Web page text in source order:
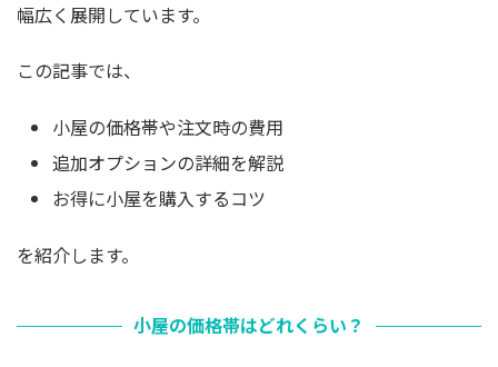
幅広く展開しています。
この記事では、
小屋の価格帯や注文時の費用
追加オプションの詳細を解説
お得に小屋を購入するコツ
を紹介します。
小屋の価格帯はどれくらい？